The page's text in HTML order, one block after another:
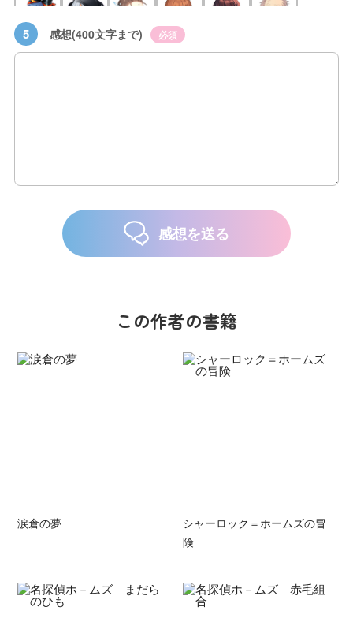
5 感想(400文字まで) 必須
感想を送る
この作者の書籍
涙倉の夢
シャーロック＝ホームズの冒
険